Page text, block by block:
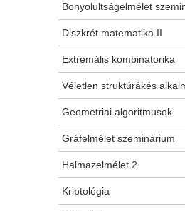
Bonyolultságelmélet
Diszkrét matematika II
Extremális kombinatorika
Véletlen struktúrákés
Geometriai algoritmusok
Gráfelmélet szeminárium
Halmazelmélet 2
Kriptológia